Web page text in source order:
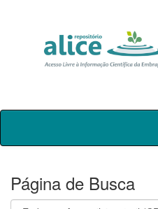
Skip
Página de Busca